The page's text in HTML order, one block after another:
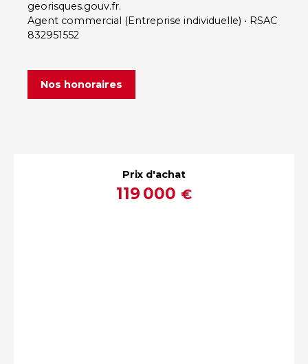
georisques.gouv.fr.
Agent commercial (Entreprise individuelle) • RSAC
832951552
Nos honoraires
Prix d'achat
119 000 €